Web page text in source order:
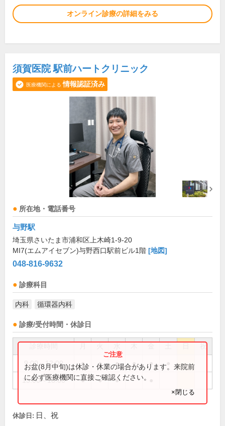
オンライン診療の詳細をみる
須賀医院 駅前ハートクリニック
医療機関による 情報認証済み
所在地・電話番号
与野駅
埼玉県さいたま市浦和区上木崎1-9-20
MI7(エムアイセブン)与野西口駅前ビル1階 [地図]
048-816-9632
診療科目
内科 循環器内科
診療/受付時間・休診日
祝
9:00～12:00 ● ● ● ● ●
15:00～18:00 ● ● ●
お盆(8月中旬)は休診・休業の場合があります。来院前
に必ず医療機関に直接ご確認ください。
×閉じる
休診日: 日、祝